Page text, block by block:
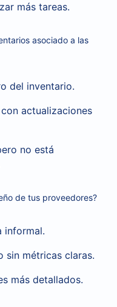
más tareas.
asociado a las
del inventario.
actualizaciones
no está
de tus proveedores?
informal.
sin métricas claras.
más detallados.